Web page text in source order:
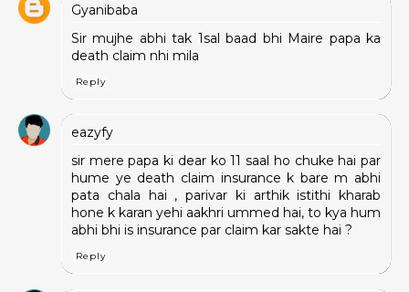
Gyanibaba
Sir mujhe abhi tak 1sal baad bhi Maire papa ka
death claim nhi mila
Reply
eazyfy
sir mere papa ki dear ko 11 saal ho chuke hai par
hume ye death claim insurance k bare m abhi
pata chala hai , parivar ki arthik istithi kharab
hone k karan yehi aakhri ummed hai, to kya hum
abhi bhi is insurance par claim kar sakte hai ?
Reply